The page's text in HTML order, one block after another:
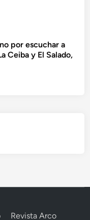
por escuchar a
Ceiba y El Salado,
Revista Arco